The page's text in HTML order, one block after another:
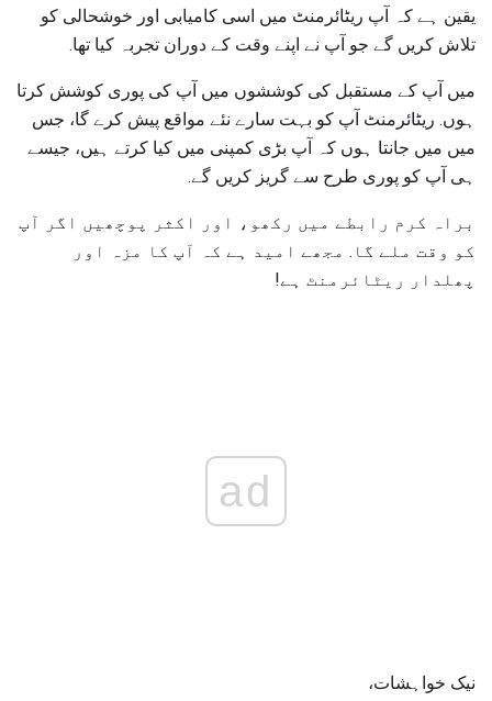
یقین ہے کہ آپ ریٹائرمنٹ میں اسی کامیابی اور خوشحالی کو
تلاش کریں گے جو آپ نے اپنے وقت کے دوران تجربہ کیا تھا.
میں آپ کے مستقبل کی کوششوں میں آپ کی پوری کوشش کرتا
ہوں. ریٹائرمنٹ آپ کو بہت سارے نئے مواقع پیش کرے گا، جس
میں میں جانتا ہوں کہ آپ بڑی کمپنی میں کیا کرتے ہیں، جیسے
ہی آپ کو پوری طرح سے گریز کریں گے.
براہ کرم رابطے میں رکھو، اور اکثر پوچھیں اگر آپ
کو وقت ملے گا. مجھے امید ہے کہ آپ کا مزہ اور
پھلدار ریٹائرمنٹ ہے!
ad
نیک خواہشات،